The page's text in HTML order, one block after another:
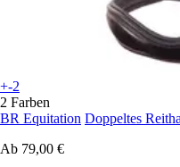
+-2
2 Farben
BR Equitation Doppeltes
Ab 79,00 €